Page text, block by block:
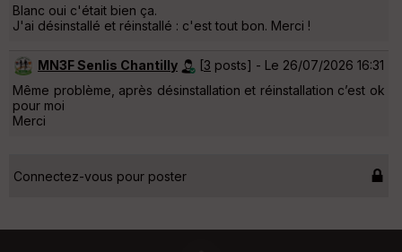
Blanc oui c'était bien ça.
J'ai désinstallé et réinstallé : c'est tout bon. Merci !
MN3F Senlis Chantilly [3 posts] - Le 26/07/2026 16:31
Même problème, après désinstallation et réinstallation c’est ok
pour moi
Merci
Connectez-vous pour poster